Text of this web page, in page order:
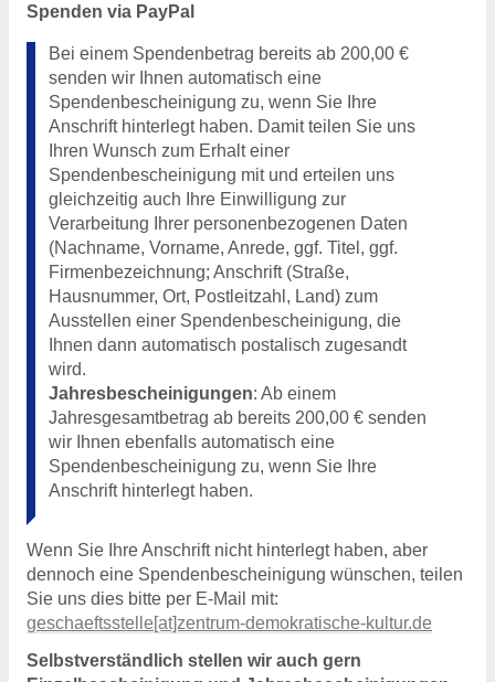
Spenden via PayPal
Bei einem Spendenbetrag bereits ab 200,00 €
senden wir Ihnen automatisch eine
Spendenbescheinigung zu, wenn Sie Ihre
Anschrift hinterlegt haben. Damit teilen Sie uns
Ihren Wunsch zum Erhalt einer
Spendenbescheinigung mit und erteilen uns
gleichzeitig auch Ihre Einwilligung zur
Verarbeitung Ihrer personenbezogenen Daten
(Nachname, Vorname, Anrede, ggf. Titel, ggf.
Firmenbezeichnung; Anschrift (Straße,
Hausnummer, Ort, Postleitzahl, Land) zum
Ausstellen einer Spendenbescheinigung, die
Ihnen dann automatisch postalisch zugesandt
wird.
Jahresbescheinigungen: Ab einem
Jahresgesamtbetrag ab bereits 200,00 € senden
wir Ihnen ebenfalls automatisch eine
Spendenbescheinigung zu, wenn Sie Ihre
Anschrift hinterlegt haben.
Wenn Sie Ihre Anschrift nicht hinterlegt haben, aber
dennoch eine Spendenbescheinigung wünschen, teilen
Sie uns dies bitte per E-Mail mit:
geschaeftsstelle[at]zentrum-demokratische-kultur.de
Selbstverständlich stellen wir auch gern